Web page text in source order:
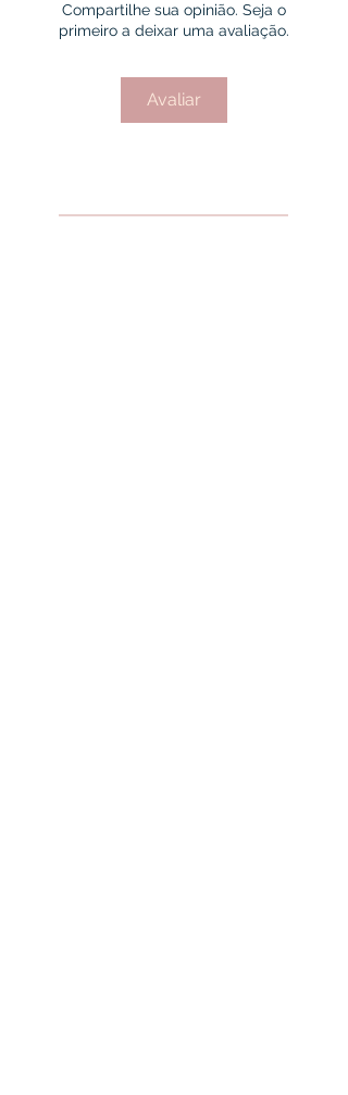
Compartilhe sua opinião. Seja o
primeiro a deixar uma avaliação.
Avaliar